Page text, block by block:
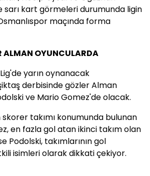
sarı kart görmeleri durumunda ligin
maçında forma
ALMAN OYUNCULARDA
yarın oynanacak
derbisinde gözler Alman
ve Mario Gomez'de olacak.
skorer takımı konumunda bulunan
en fazla gol atan ikinci takım olan
Podolski, takımlarının gol
isimleri olarak dikkati çekiyor.